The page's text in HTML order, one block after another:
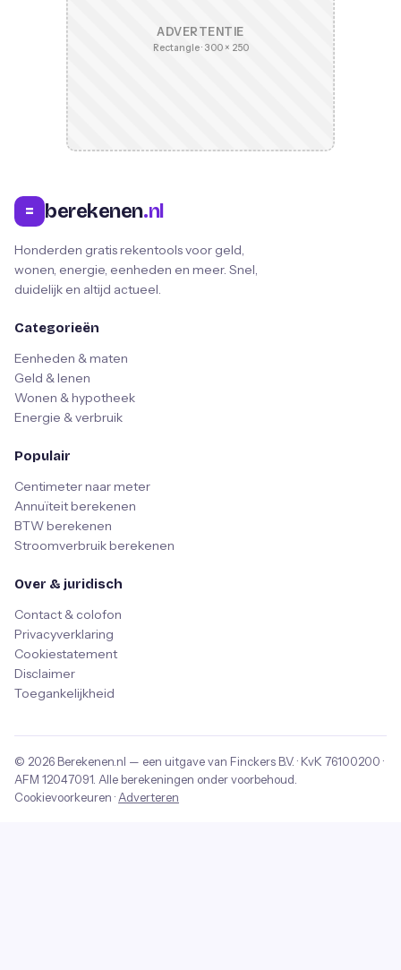
ADVERTENTIE
Rectangle · 300 × 250
= berekenen.nl
Honderden gratis rekentools voor geld,
wonen, energie, eenheden en meer. Snel,
duidelijk en altijd actueel.
Categorieën
Eenheden & maten
Geld & lenen
Wonen & hypotheek
Energie & verbruik
Populair
Centimeter naar meter
Annuïteit berekenen
BTW berekenen
Stroomverbruik berekenen
Over & juridisch
Contact & colofon
Privacyverklaring
Cookiestatement
Disclaimer
Toegankelijkheid
© 2026 Berekenen.nl — een uitgave van Finckers B.V. · KvK 76100200 ·
AFM 12047091 . Alle berekeningen onder voorbehoud.
Cookievoorkeuren · Adverteren